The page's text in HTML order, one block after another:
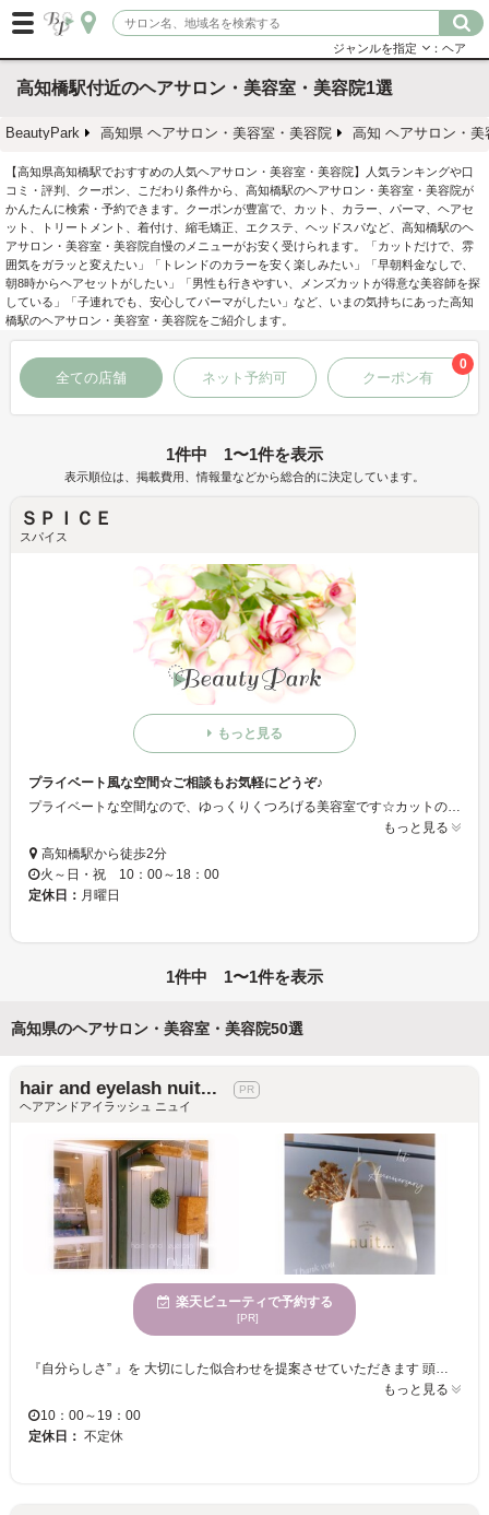
ジャンルを指定 ：ヘア
高知橋駅付近のヘアサロン・美容室・美容院1選
BeautyPark 高知県 ヘアサロン・美容室・美容院 高知 ヘアサロン・美
【高知県高知橋駅でおすすめの人気ヘアサロン・美容室・美容院】人気ランキングや口
コミ・評判、クーポン、こだわり条件から、高知橋駅のヘアサロン・美容室・美容院が
かんたんに検索・予約できます。クーポンが豊富で、カット、カラー、パーマ、ヘアセ
ット、トリートメント、着付け、縮毛矯正、エクステ、ヘッドスパなど、高知橋駅のヘ
アサロン・美容室・美容院自慢のメニューがお安く受けられます。「カットだけで、雰
囲気をガラッと変えたい」「トレンドのカラーを安く楽しみたい」「早朝料金なしで、
朝8時からヘアセットがしたい」「男性も行きやすい、メンズカットが得意な美容師を探
している」「子連れでも、安心してパーマがしたい」など、いまの気持ちにあった高知
橋駅のヘアサロン・美容室・美容院をご紹介します。
全ての店舗 ネット予約可 クーポン有
0
1件中 1〜1件を表示
表示順位は、掲載費用、情報量などから総合的に決定しています。
ＳＰＩＣＥ
スパイス
もっと見る
プライベート風な空間☆ご相談もお気軽にどうぞ♪
プライベートな空間なので、ゆっくりくつろげる美容室です☆カットのご相談もお受けしていますので、お気軽にご相談下さい♪
もっと見る
高知橋駅から徒歩2分
火～日・祝 10：00～18：00
定休日： 月曜日
1件中 1〜1件を表示
高知県のヘアサロン・美容室・美容院50選
hair and eyelash nuit...
ヘアアンドアイラッシュ ニュイ
楽天ビューティで予約する
[PR]
『自分らしさ” 』を 大切にした似合わせを提案させていただきます 頭皮や髪の毛に優しい厳選薬剤 ◎小顔に見える ◎朝が楽 ◎トレンド ◎垢抜けヘア ◎くせ毛改善 ◎明るい白染 ◎ダメージレス ◎ダブルブリーチ 完全予約制 〖デザインカラー＊高発色カラー＊艶髪改善＊美髪ケア＊ケアブリーチ＊初めての方も通いやすいサロン＊丁寧なカウンセリング〗 ご予約について 楽天ビューティ以外の予約入ってるお時間は”ご予約確定後” 日時変更お願いさせていただきます よろしくお願いいたします ⭐︎首が痛くなりにくいフルフラットのシャンプー台 ⭐︎空気清浄 エアドッグ プラズマクラスター 有 マスクでの施術もOK 駐車場有 事前カウンセリング ご予約時間ご相談などこちらよりお願いします♩ ⭐︎LINE⇒@395zwwuy ⭐︎hair.nuit@gmail.com
もっと見る
10：00～19：00
定休日： 不定休